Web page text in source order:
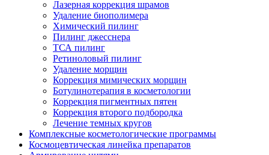
Лазерная коррекция шрамов
Удаление биополимера
Химический пилинг
Пилинг джесснера
ТСА пилинг
Ретиноловый пилинг
Удаление морщин
Коррекция мимических морщин
Ботулинотерапия в косметологии
Коррекция пигментных пятен
Коррекция второго подбородка
Лечение темных кругов
Комплексные косметологические программы
Космоцевтическая линейка препаратов